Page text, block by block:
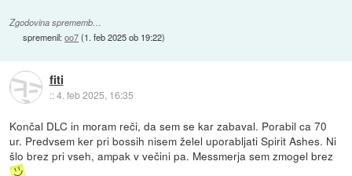
Zgodovina sprememb…
spremenil:oo7(1. feb 2025 ob 19:22)
fiti
::4. feb 2025, 16:35
Končal DLC in moram reči, da sem se kar zabaval. Porabil ca 70
ur. Predvsem ker pri bossih nisem želel uporabljati Spirit Ashes. Ni
šlo brez pri vseh, ampak v večini pa. Messmerja sem zmogel brez